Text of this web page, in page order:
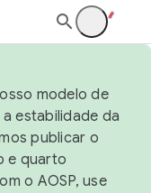
modelo de
estabilidade da
publicar o
e quarto
o AOSP, use